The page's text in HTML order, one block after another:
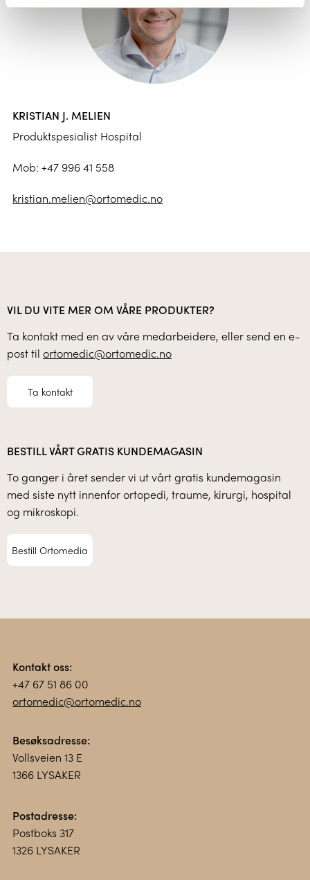
KRISTIAN J. MELIEN
Produktspesialist Hospital
Mob: +47 996 41 558
kristian.melien@ortomedic.no
VIL DU VITE MER OM VÅRE PRODUKTER?
Ta kontakt med en av våre medarbeidere, eller send en e-
post til ortomedic@ortomedic.no
Ta kontakt
BESTILL VÅRT GRATIS KUNDEMAGASIN
To ganger i året sender vi ut vårt gratis kundemagasin
med siste nytt innenfor ortopedi, traume, kirurgi, hospital
og mikroskopi.
Bestill Ortomedia
Kontakt oss:
+47 67 51 86 00
ortomedic@ortomedic.no
Besøksadresse:
Vollsveien 13 E
1366 LYSAKER
Postadresse:
Postboks 317
1326 LYSAKER